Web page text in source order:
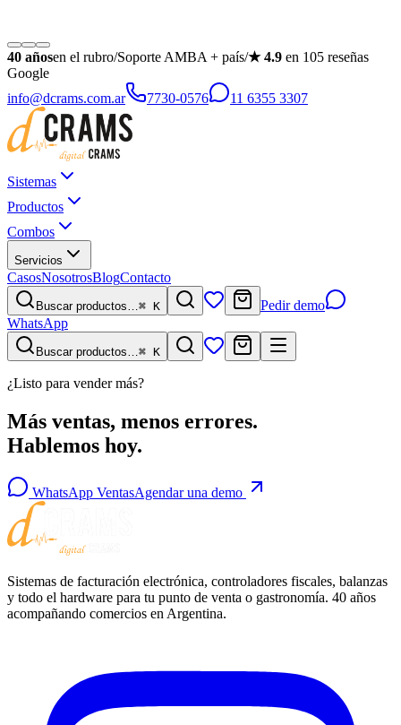
40 añosen el rubro/Soporte AMBA + país/★4.9 en 105 reseñas
Google
info@dcrams.com.ar
7730-0576 11 6355 3307
Sistemas
Productos
Combos
Servicios
CasosNosotrosBlogContacto
Buscar productos…⌘ K
Pedir demo
WhatsApp
Buscar productos…⌘ K
¿Listo para vender más?
Más ventas, menos errores.
Hablemos hoy.
WhatsApp VentasAgendar una demo
Sistemas de facturación electrónica, controladores fiscales, balanzas
y todo el hardware para tu punto de venta o gastronomía. 40 años
acompañando comercios en Argentina.